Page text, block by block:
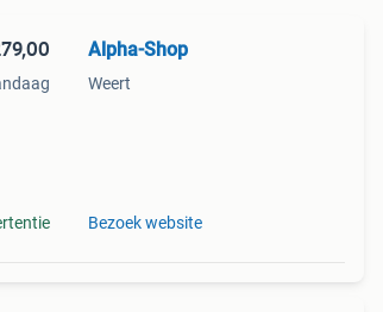
Alpha-Shop
Weert
Bezoek website